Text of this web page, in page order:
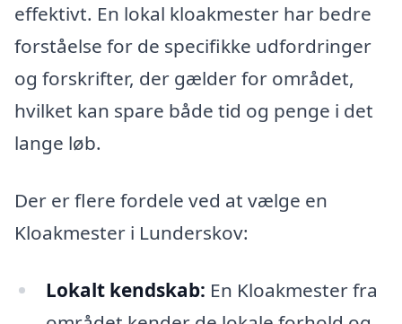
effektivt. En lokal kloakmester har bedre
forståelse for de specifikke udfordringer
og forskrifter, der gælder for området,
hvilket kan spare både tid og penge i det
lange løb.
Der er flere fordele ved at vælge en
Kloakmester i Lunderskov:
Lokalt kendskab: En Kloakmester fra